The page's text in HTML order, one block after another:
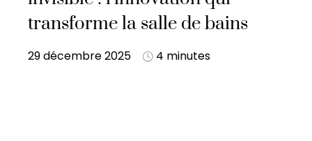
transforme la salle de bains
29 décembre 2025 4 minutes